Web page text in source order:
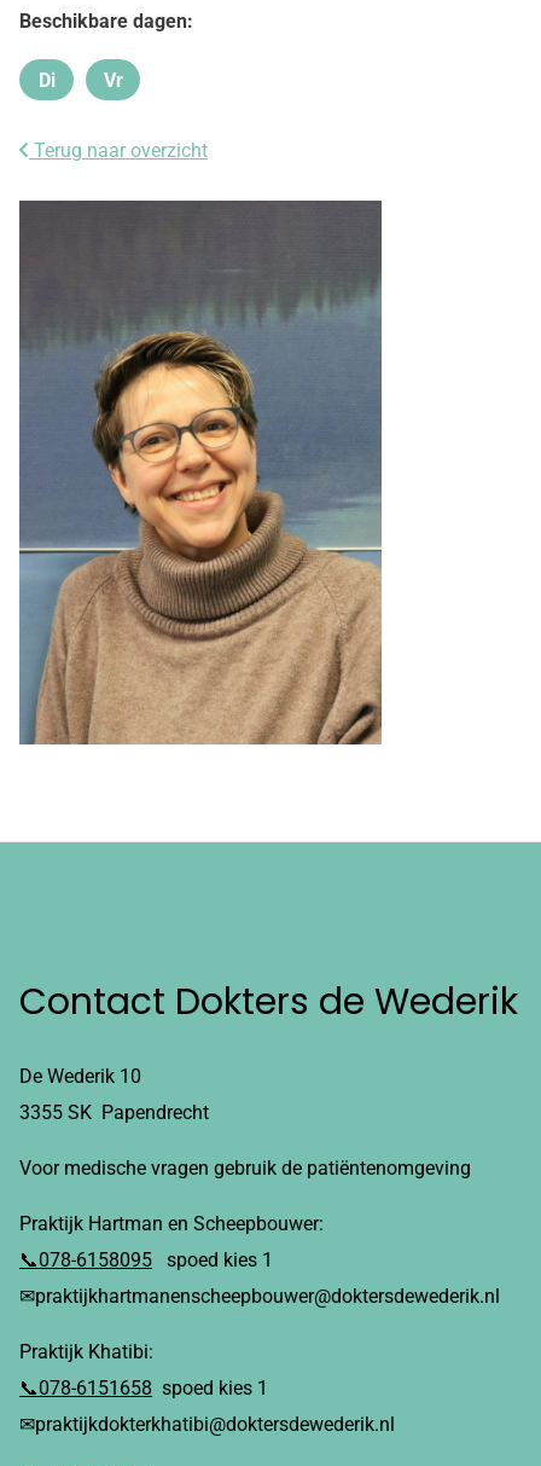
Beschikbare dagen:
Dinsdag
Di Vrijdag
Vr
Terug naar overzicht
Contact Dokters de Wederik
De Wederik 10
3355 SK Papendrecht
Voor medische vragen gebruik de patiëntenomgeving
Praktijk Hartman en Scheepbouwer:
📞078-6158095 spoed kies 1
✉praktijkhartmanenscheepbouwer@doktersdewederik.nl
Praktijk Khatibi:
📞078-6151658 spoed kies 1
✉praktijkdokterkhatibi@doktersdewederik.nl